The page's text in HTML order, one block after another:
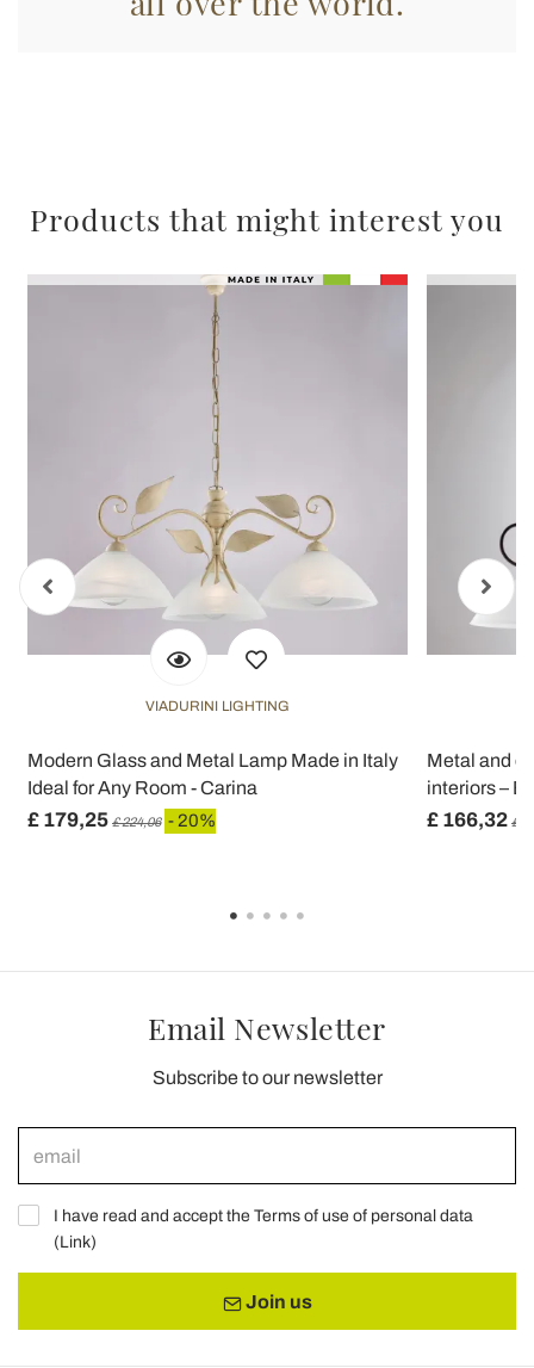
raccolto dal suo utilizzo dei loro servizi.
Products that might interest you
VIADURINI LIGHTING
Modern Glass and Metal Lamp Made in Italy
Ideal for Any Room - Carina
£ 179,25 £ 224,06 - 20%
Metal and
interiors –
£ 166,32 £
Email Newsletter
Subscribe to our newsletter
I have read and accept the Terms of use of personal data
(Link)
Join us